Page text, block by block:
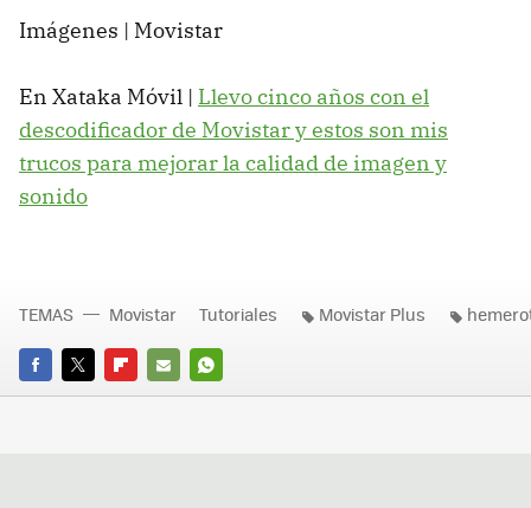
Imágenes | Movistar
En Xataka Móvil | Llevo cinco años con el
descodificador de Movistar y estos son mis
trucos para mejorar la calidad de imagen y
sonido
FACEBOOK
TWITTERFLIPBOARD
E-
WHATSAPP
TEMAS Movistar Tutoriales Movistar Plus